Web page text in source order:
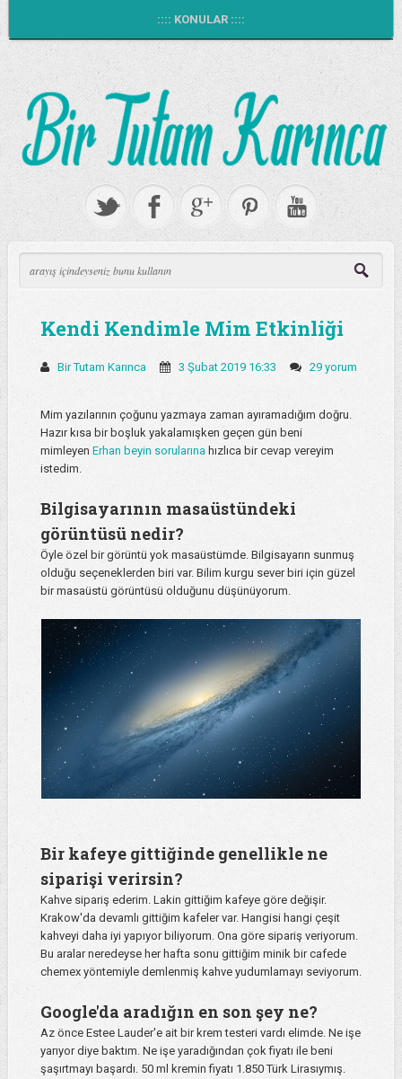
:::: KONULAR ::::
Kendi Kendimle Mim Etkinliği
Bir Tutam Karınca 3 Şubat 2019 16:33 29 yorum
Mim yazılarının çoğunu yazmaya zaman ayıramadığım doğru.
Hazır kısa bir boşluk yakalamışken geçen gün beni
mimleyen Erhan beyin sorularına hızlıca bir cevap vereyim
istedim.
Bilgisayarının masaüstündeki
görüntüsü nedir?
Öyle özel bir görüntü yok masaüstümde. Bilgisayarın sunmuş
olduğu seçeneklerden biri var. Bilim kurgu sever biri için güzel
bir masaüstü görüntüsü olduğunu düşünüyorum.
Bir kafeye gittiğinde genellikle ne
siparişi verirsin?
Kahve sipariş ederim. Lakin gittiğim kafeye göre değişir.
Krakow'da devamlı gittiğim kafeler var. Hangisi hangi çeşit
kahveyi daha iyi yapıyor biliyorum. Ona göre sipariş veriyorum.
Bu aralar neredeyse her hafta sonu gittiğim minik bir cafede
chemex yöntemiyle demlenmiş kahve yudumlamayı seviyorum.
Google'da aradığın en son şey ne?
Az önce Estee Lauder'e ait bir krem testeri vardı elimde. Ne işe
yarıyor diye baktım. Ne işe yaradığından çok fiyatı ile beni
şaşırtmayı başardı. 50 ml kremin fiyatı 1.850 Türk Lirasıymış.